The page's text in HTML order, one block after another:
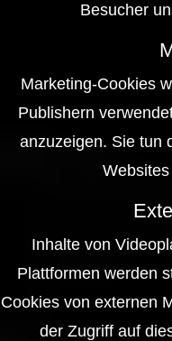
Besucher
Marketing-Cookies
Publishern
anzuzeigen. Sie tun
Inhalte von
Plattformen werden
Cookies von externen
der Zugriff auf